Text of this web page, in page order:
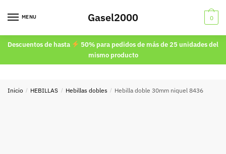
MENU Gasel2000 0
Descuentos de hasta
50% para pedidos de más de 25 unidades del
mismo producto
Inicio / HEBILLAS / Hebillas dobles / Hebilla doble 30mm niquel 8436